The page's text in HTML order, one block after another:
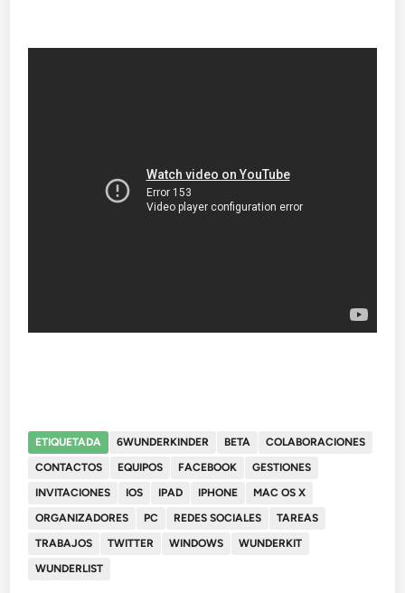
ETIQUETADA 6WUNDERKINDER BETA
COLABORACIONES
CONTACTOS
EQUIPOS FACEBOOK
GESTIONES
INVITACIONES
IOS IPAD IPHONE
MAC OS X
ORGANIZADORES
PC REDES SOCIALES
TAREAS
TRABAJOS
TWITTER WINDOWS
WUNDERKIT
WUNDERLIST